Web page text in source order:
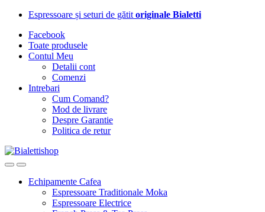
Skip
navigation
Skip
content
Espressoare și seturi de gătit originale Bialetti
Facebook
Toate produsele
Contul Meu
Detalii cont
Comenzi
Intrebari
Cum Comand?
Mod de livrare
Despre Garantie
Politica de retur
Echipamente Cafea
Espressoare Traditionale Moka
Espressoare Electrice